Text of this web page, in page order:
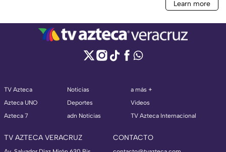
TV Azteca
Azteca UNO
Azteca 7
Noticias
Deportes
adn Noticias
a más +
Videos
TV Azteca Internacional
TV AZTECA VERACRUZ CONTACTO